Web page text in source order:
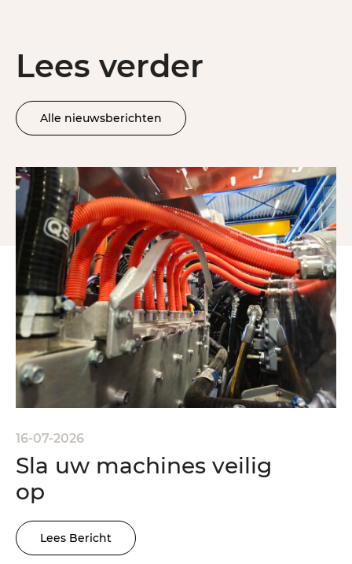
Lees verder
Alle nieuwsberichten
16-07-2026
Sla uw machines veilig
op
Lees Bericht